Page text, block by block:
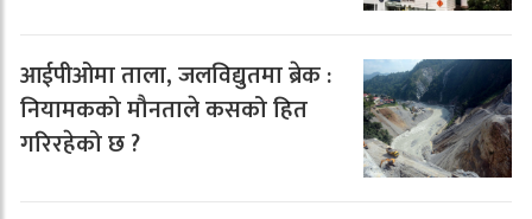
आईपीओमा ताला, जलविद्युतमा ब्रेक :
नियामकको मौनताले कसको हित
गरिरहेको छ ?